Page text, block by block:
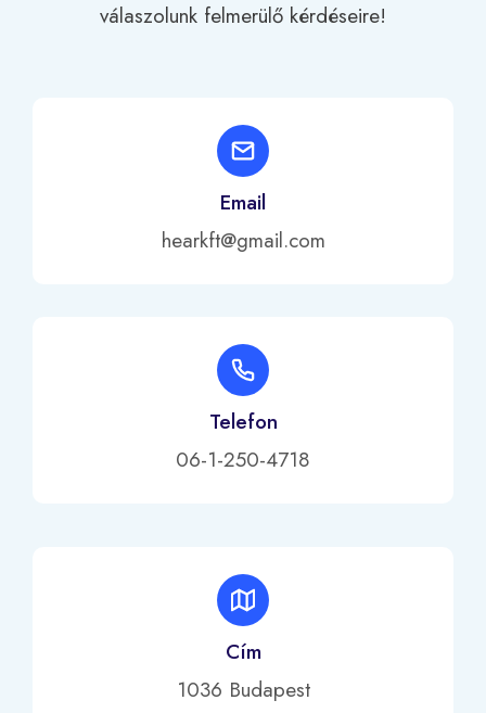
válaszolunk felmerülő kérdéseire!
Email
hearkft@gmail.com
Telefon
06-1-250-4718
Cím
1036 Budapest